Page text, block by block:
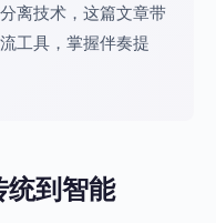
离技术，这篇文章带
工具，掌握伴奏提
统到智能